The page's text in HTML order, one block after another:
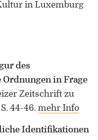
in Luxemburg
des
in Frage
Zeitschrift zu
44-46. mehr Info
Identifikationen